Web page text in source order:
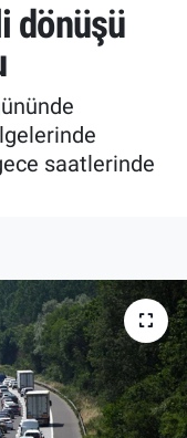
dönüşü
saatlerinde